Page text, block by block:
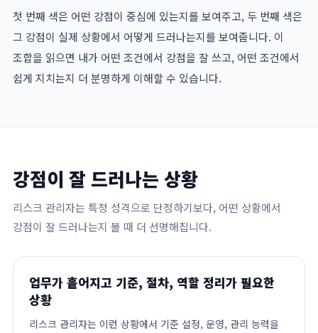
첫 번째 색은 어떤 강점이 중심에 있는지를 보여주고, 두 번째 색은
그 강점이 실제 상황에서 어떻게 드러나는지를 보여줍니다. 이
조합을 읽으면 내가 어떤 조건에서 강점을 잘 쓰고, 어떤 조건에서
쉽게 지치는지 더 분명하게 이해할 수 있습니다.
강점이 잘 드러나는 상황
리스크 관리자는 특정 성격으로 단정하기보다, 어떤 상황에서
강점이 잘 드러나는지 볼 때 더 선명해집니다.
업무가 흩어지고 기준, 절차, 역할 정리가 필요한
상황
리스크 관리자는 이런 상황에서 기준 설정, 운영, 관리 능력을